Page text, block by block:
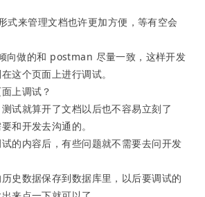
式来管理文档也许更加方便，等有空会
向做的和 postman 尽量一致，这样开发
这个页面上进行调试。
上调试？
试就算开了文档以后也不容易立刻了
和开发去沟通的。
的内容后，有些问题就不需要去问开发
史数据保存到数据库里，以后要调试的